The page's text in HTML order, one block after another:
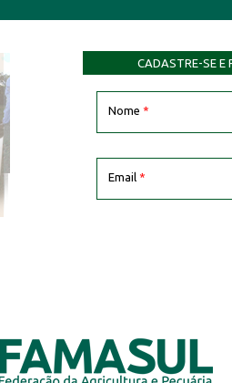
CADASTRE-SE E
Nome *
Email *